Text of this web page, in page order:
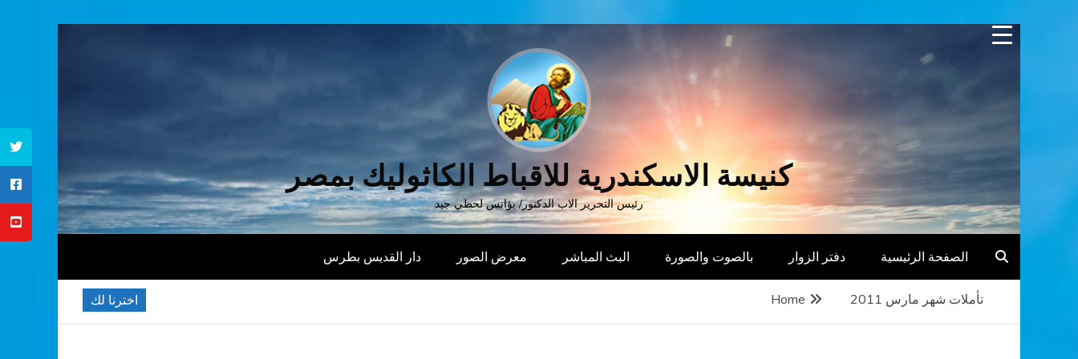
Skip
كنيسة الاسكندرية للاقباط الكاثوليك بمصر
رئيس التحرير الاب الدكتور/ يؤانس لحظي جيد
الصفحة الرئيسية دفتر الزوار بالصوت والصورة البث المباشر معرض الصور دار القديس بطرس
اخترنا لك Home تأملات شهر مارس 2011